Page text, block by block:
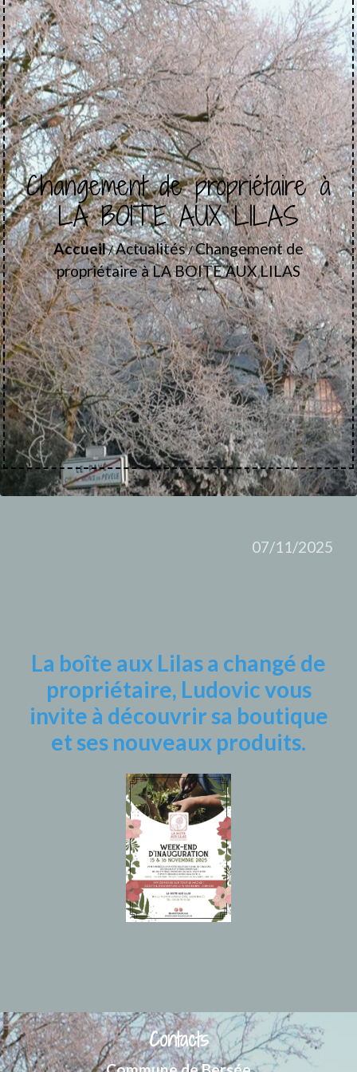
Changement de propriétaire à
LA BOITE AUX LILAS
Accueil/Actualités/Changement de
propriétaire à LA BOITE AUX LILAS
07/11/2025
​​​​​​​La boîte aux Lilas a changé de
propriétaire, Ludovic vous
invite à découvrir sa boutique
et ses nouveaux produits.
Contacts